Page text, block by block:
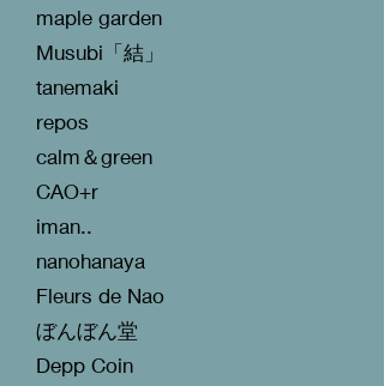
maple garden
Musubi「結」
tanemaki
repos
calm＆green
CAO+r
iman..
nanohanaya
Fleurs de Nao
ぼんぼん堂
Depp Coin